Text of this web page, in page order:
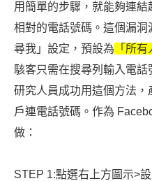
用簡單的步驟，就能夠連
相對的電話號碼。這個漏
尋我」設定，預設為 「所有
駭客只需在搜尋列輸入電話
研究人員成功用這個方法
戶連電話號碼。作為
做：
STEP 1:點選右上方圖示>